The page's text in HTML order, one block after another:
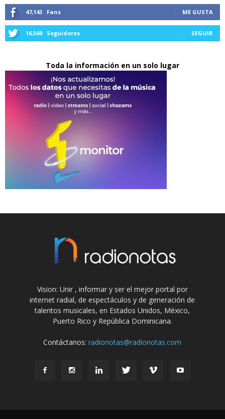
47,143 Fans ME GUSTA
16,569 Seguidores SEGUIR
Toda la información en un solo lugar
Vision: Unir , informar y ser el mejor portal por
internet radial, de espectáculos y de generación de
talentos musicales, en Estados Unidos, México,
Puerto Rico y República Dominicana.
Contáctanos:radionotas@radionotas.com